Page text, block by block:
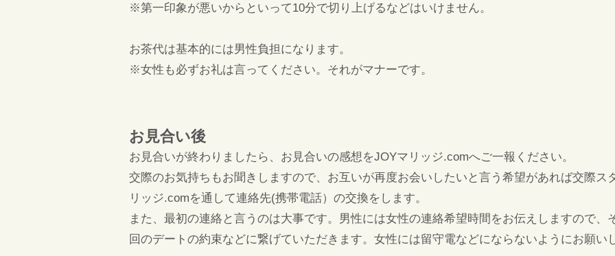
※第一印象が悪いからといって10分で切り上げるなどはいけません。
お茶代は基本的には男性負担になります。
※女性も必ずお礼は言ってください。それがマナーです。
お見合い後
お見合いが終わりましたら、お見合いの感想をJOYマリッジ.comへご一報ください。
交際のお気持ちもお聞きしますので、お互いが再度お会いしたいと言う希望があれば交際ス
リッジ.comを通して連絡先(携帯電話）の交換をします。
また、最初の連絡と言うのは大事です。男性には女性の連絡希望時間をお伝えしますので、
回のデートの約束などに繋げていただきます。女性には留守電などにならないようにお願い